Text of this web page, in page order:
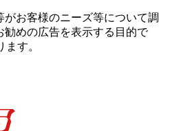
お客様のニーズ等について調
めの広告を表⽰する⽬的で
す。